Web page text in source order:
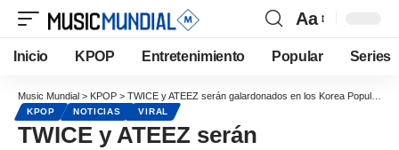
Aa
Inicio KPOP Entretenimiento Popular Series
Music Mundial > KPOP > TWICE y ATEEZ serán galardonados en los Korea Popular Culture Awards
KPOP NOTICIAS VIRAL
TWICE y ATEEZ serán